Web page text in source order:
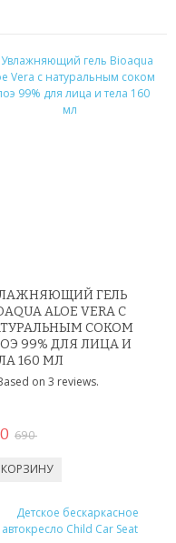
ГЕЛЬ
ALOE VERA С
СОКОМ
99% ДЛЯ ЛИЦА И
160 МЛ
690